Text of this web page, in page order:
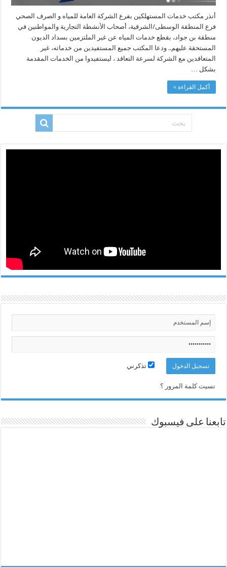
أنذر مكتب خدمات المستهلكين بفرع الشركة العامة للمياه و الصرف الصحي
فرع المنطقة الوسطى/الشرقية، أصحاب الأنشطة التجارية والمواطنين في
منطقة بن جواد، بقطع خدمات المياه عن غير الملتزمين بسداد الديون
المستحقة عليهم.. ودعا المكتب جميع المستفيدين من خدماته، غير
المتعاقدين مع الشركة لسرعة التعاقد ، ليستفيدوا من الخدمات المقدمة
بشكل …
أكمل القراءة »
تذكرني
نسيت كلمة المرور ؟
تابعنا على فيسبوك